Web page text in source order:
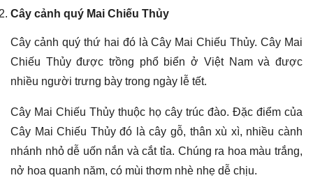
Cây cảnh quý Mai Chiếu Thủy
Cây cảnh quý thứ hai đó là Cây Mai Chiếu Thủy. Cây Mai
Chiếu Thủy được trồng phổ biển ở Việt Nam và được
nhiều người trưng bày trong ngày lễ tết.
Cây Mai Chiếu Thủy thuộc họ cây trúc đào. Đặc điểm của
Cây Mai Chiếu Thủy đó là cây gỗ, thân xù xì, nhiều cành
nhánh nhỏ dễ uốn nắn và cắt tỉa. Chúng ra hoa màu trắng,
nở hoa quanh năm, có mùi thơm nhè nhẹ dễ chịu.